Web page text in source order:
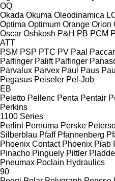
OQ
Okada Okuma Oleodinamica
Optima Optimum Orange Orion
Oscar Oshkosh P&H PB PCM
ATT
PSM PSP PTC PV Paal Paccar
Palfinger Palift Palfinger
Parvalux Parvex Paul Paus
Pegasus Peiseler Pel-Job
EB
Peletto Pellenc Penta Pentair
Perkins
1100 Series
Perlini Pernuma Perske
Silberblau Pfaff Pfannenberg
Phoenix Contact Phoenix Piab
Pinacho Pinguely Pittler
Pneumax Poclain Hydraulics
90